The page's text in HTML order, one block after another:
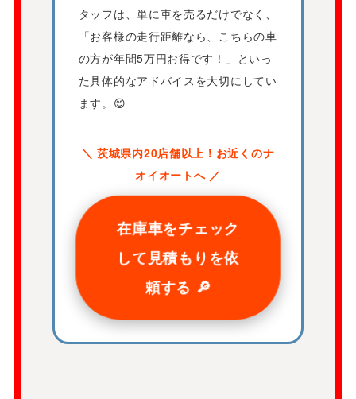
タッフは、単に車を売るだけでなく、
「お客様の走行距離なら、こちらの車
の方が年間5万円お得です！」といっ
た具体的なアドバイスを大切にしてい
ます。😊
＼ 茨城県内20店舗以上！お近くのナ
オイオートへ ／
在庫車をチェック
して見積もりを依
頼する 🔎